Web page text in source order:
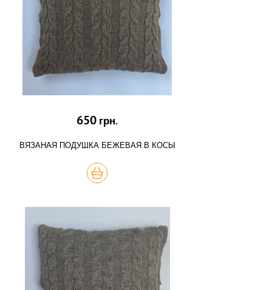
650 грн.
ВЯЗАНАЯ ПОДУШКА БЕЖЕВАЯ В КОСЫ
КУПИТЬ